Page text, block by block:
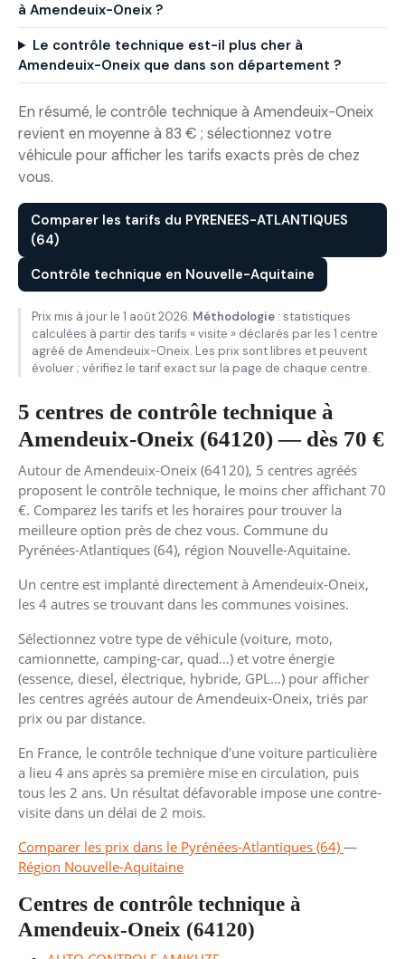
à Amendeuix-Oneix ?
Le contrôle technique est-il plus cher à
Amendeuix-Oneix que dans son département ?
En résumé, le contrôle technique à Amendeuix-Oneix
revient en moyenne à 83 € ; sélectionnez votre
véhicule pour afficher les tarifs exacts près de chez
vous.
Comparer les tarifs du PYRENEES-ATLANTIQUES
(64)
Contrôle technique en Nouvelle-Aquitaine
Prix mis à jour le 1 août 2026. Méthodologie : statistiques
calculées à partir des tarifs « visite » déclarés par les 1 centre
agréé de Amendeuix-Oneix. Les prix sont libres et peuvent
évoluer ; vérifiez le tarif exact sur la page de chaque centre.
5 centres de contrôle technique à
Amendeuix-Oneix (64120) — dès 70 €
Autour de Amendeuix-Oneix (64120), 5 centres agréés
proposent le contrôle technique, le moins cher affichant 70
€. Comparez les tarifs et les horaires pour trouver la
meilleure option près de chez vous. Commune du
Pyrénées-Atlantiques (64), région Nouvelle-Aquitaine.
Un centre est implanté directement à Amendeuix-Oneix,
les 4 autres se trouvant dans les communes voisines.
Sélectionnez votre type de véhicule (voiture, moto,
camionnette, camping-car, quad…) et votre énergie
(essence, diesel, électrique, hybride, GPL…) pour afficher
les centres agréés autour de Amendeuix-Oneix, triés par
prix ou par distance.
En France, le contrôle technique d'une voiture particulière
a lieu 4 ans après sa première mise en circulation, puis
tous les 2 ans. Un résultat défavorable impose une contre-
visite dans un délai de 2 mois.
Comparer les prix dans le Pyrénées-Atlantiques (64) —
Région Nouvelle-Aquitaine
Centres de contrôle technique à
Amendeuix-Oneix (64120)